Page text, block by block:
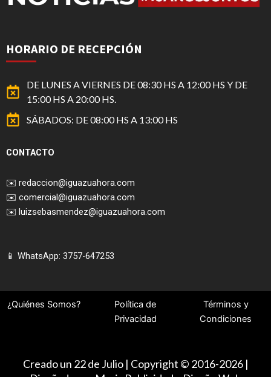
HORARIO DE RECEPCIÓN
DE LUNES A VIERNES DE 08:30 HS A 12:00 HS Y DE
15:00 HS A 20:00 HS.
SÁBADOS: DE 08:00 HS A 13:00 HS
CONTACTO
✉️ redaccion@iguazuahora.com
✉️ comercial@iguazuahora.com
✉️ luizsebasmendez@iguazuahora.com
📱 WhatsApp: 3757-647253
¿Quiénes Somos?
Política de
Privacidad
Términos y
Condiciones
Creado un 22 de Julio | Copyright © 2016-2026 |